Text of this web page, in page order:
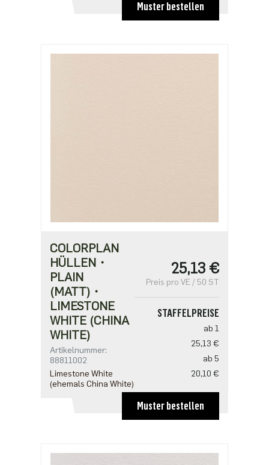
20,10 €
Muster bestellen
COLORPLAN
HÜLLEN・
PLAIN
(MATT)・
LIMESTONE
WHITE (CHINA
WHITE)
Artikelnummer:
88811002
Limestone White
(ehemals China White)
25,13 €
Preis pro VE / 50 ST
STAFFELPREISE
ab 1
25,13 €
ab 5
20,10 €
Muster bestellen